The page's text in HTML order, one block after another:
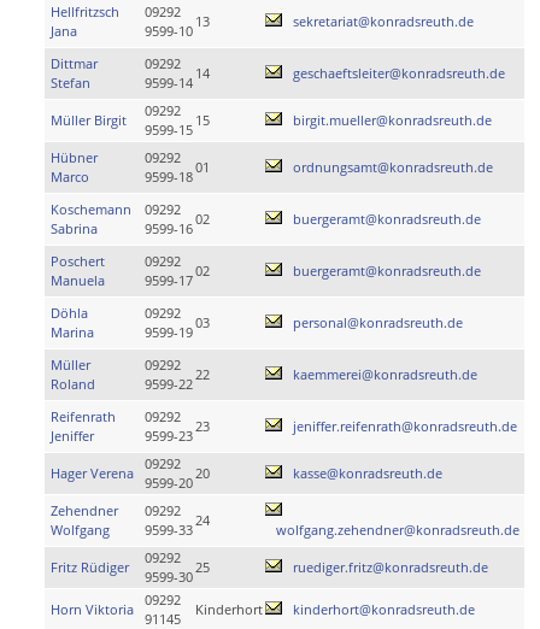
Hellfritzsch
Jana
09292
9599-10
13 sekretariat@konradsreuth.de
Dittmar
Stefan
09292
9599-14
14 geschaeftsleiter@konradsreuth.de
Müller Birgit
09292
9599-15
15 birgit.mueller@konradsreuth.de
Hübner
Marco
09292
9599-18
01 ordnungsamt@konradsreuth.de
Koschemann
Sabrina
09292
9599-16
02 buergeramt@konradsreuth.de
Poschert
Manuela
09292
9599-17
02 buergeramt@konradsreuth.de
Döhla
Marina
09292
9599-19
03 personal@konradsreuth.de
Müller
Roland
09292
9599-22
22 kaemmerei@konradsreuth.de
Reifenrath
Jeniffer
09292
9599-23
23 jeniffer.reifenrath@konradsreuth.de
Hager Verena
09292
9599-20
20 kasse@konradsreuth.de
Zehendner
Wolfgang
09292
9599-33
24
wolfgang.zehendner@konradsreuth.de
Fritz Rüdiger
09292
9599-30
25 ruediger.fritz@konradsreuth.de
Horn Viktoria
09292
91145
Kinderhort kinderhort@konradsreuth.de